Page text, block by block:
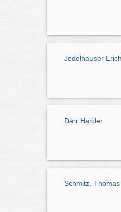
Jedelhauser
Därr Harder
Schmitz, Thomas